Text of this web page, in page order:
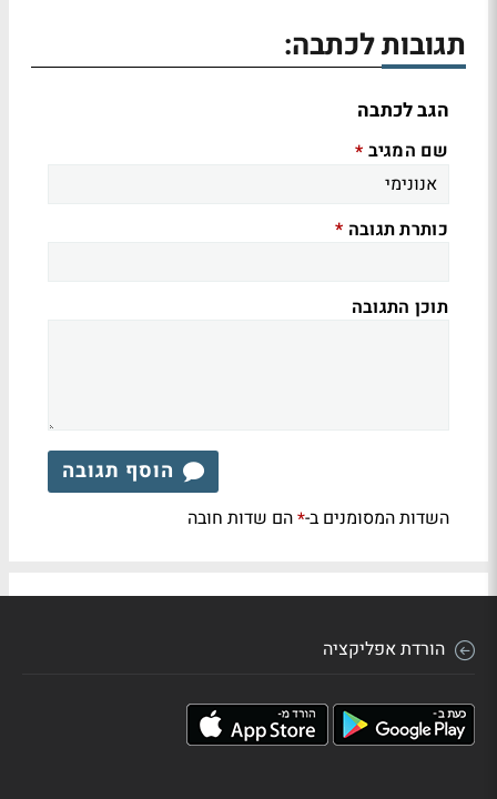
תגובות לכתבה:
הגב לכתבה
שם המגיב *
כותרת תגובה *
תוכן התגובה
הוסף תגובה
השדות המסומנים ב-*הם שדות חובה
הורדת אפליקציה